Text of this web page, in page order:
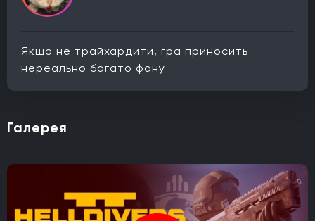
Якщо не трайхардити, гра приносить
нереально багато фану
Галерея